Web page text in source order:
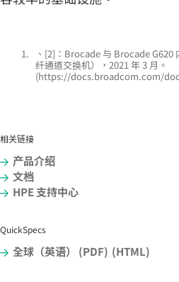
1.
、[2]：Brocade 与 Brocade G620
纤通道交换机），2021 年 3 月。
(https://docs.broadcom.com/
相关链接
产品介绍
文档
HPE 支持中心
QuickSpecs
全球（英语） (PDF) (HTML)